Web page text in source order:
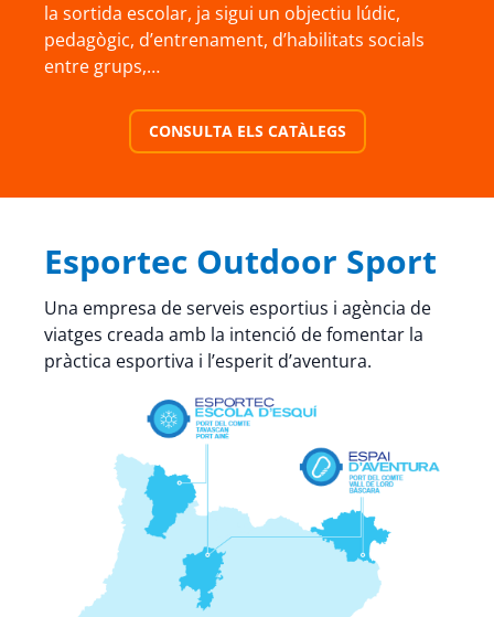
la sortida escolar, ja sigui un objectiu lúdic,
pedagògic, d’entrenament, d’habilitats socials
entre grups,…
CONSULTA ELS CATÀLEGS
Esportec Outdoor Sport
Una empresa de serveis esportius i agència de
viatges creada amb la intenció de fomentar la
pràctica esportiva i l’esperit d’aventura.